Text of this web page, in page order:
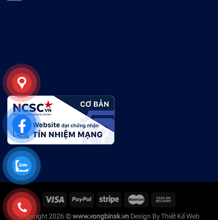
Copyright 2026 ©www.vongbinsk.vn Design ByThiết Kế Web